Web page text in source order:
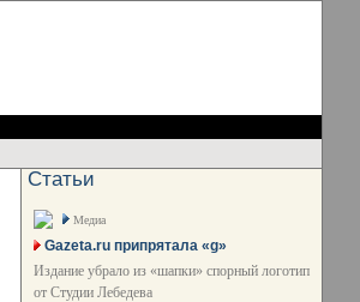
Статьи
Медиа
Gazeta.ru припрятала «g»
Издание убрало из «шапки» спорный логотип
от Студии Лебедева